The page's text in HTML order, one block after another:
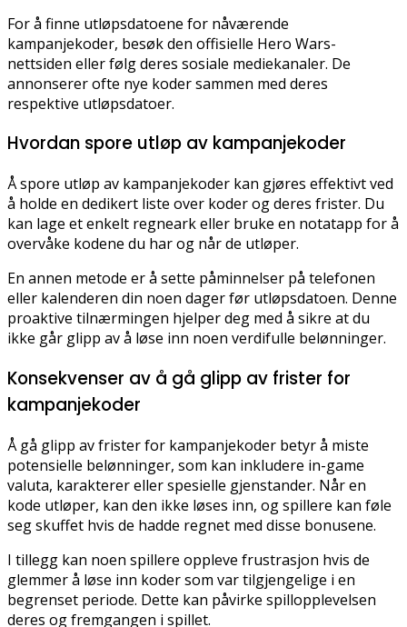
For å finne utløpsdatoene for nåværende
kampanjekoder, besøk den offisielle Hero Wars-
nettsiden eller følg deres sosiale mediekanaler. De
annonserer ofte nye koder sammen med deres
respektive utløpsdatoer.
Hvordan spore utløp av kampanjekoder
Å spore utløp av kampanjekoder kan gjøres effektivt ved
å holde en dedikert liste over koder og deres frister. Du
kan lage et enkelt regneark eller bruke en notatapp for å
overvåke kodene du har og når de utløper.
En annen metode er å sette påminnelser på telefonen
eller kalenderen din noen dager før utløpsdatoen. Denne
proaktive tilnærmingen hjelper deg med å sikre at du
ikke går glipp av å løse inn noen verdifulle belønninger.
Konsekvenser av å gå glipp av frister for
kampanjekoder
Å gå glipp av frister for kampanjekoder betyr å miste
potensielle belønninger, som kan inkludere in-game
valuta, karakterer eller spesielle gjenstander. Når en
kode utløper, kan den ikke løses inn, og spillere kan føle
seg skuffet hvis de hadde regnet med disse bonusene.
I tillegg kan noen spillere oppleve frustrasjon hvis de
glemmer å løse inn koder som var tilgjengelige i en
begrenset periode. Dette kan påvirke spillopplevelsen
deres og fremgangen i spillet.